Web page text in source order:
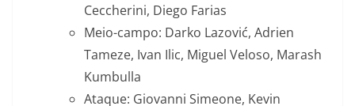
Ceccherini, Diego Farias
Meio-campo: Darko Lazović, Adrien
Tameze, Ivan Ilic, Miguel Veloso, Marash
Kumbulla
Ataque: Giovanni Simeone, Kevin